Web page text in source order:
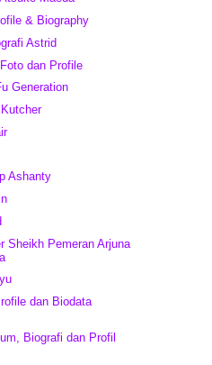
& Biography
Astrid
dan Profile
Generation
Ashanty
Sheikh Pemeran Arjuna
dan Biodata
Biografi dan Profil